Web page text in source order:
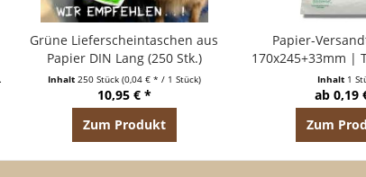
Grüne Lieferscheintaschen aus
Papier DIN Lang (250 Stk.)
Inhalt 250 Stück (0,04 € * / 1 Stück)
10,95 € *
Zum Produkt
Papier-
170x245+33mm |
Inhalt 1
ab 0,19
Zum